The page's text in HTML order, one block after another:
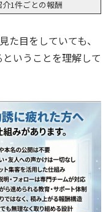
介1件ごとの報酬
た目をしていても、
いうことを理解して